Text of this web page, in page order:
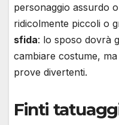
personaggio assurdo
ridicolmente piccoli o
sfida: lo sposo dovrà
cambiare costume,
prove divertenti.
Finti